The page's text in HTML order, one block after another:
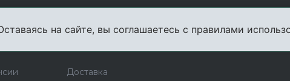
Доставка
на сайте, вы соглашаетесь с правилами